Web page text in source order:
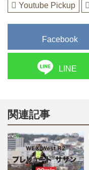
Youtube Pickup
Facebook
LINE
関連記事